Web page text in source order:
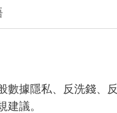
數據隱私、反洗錢、
建議。